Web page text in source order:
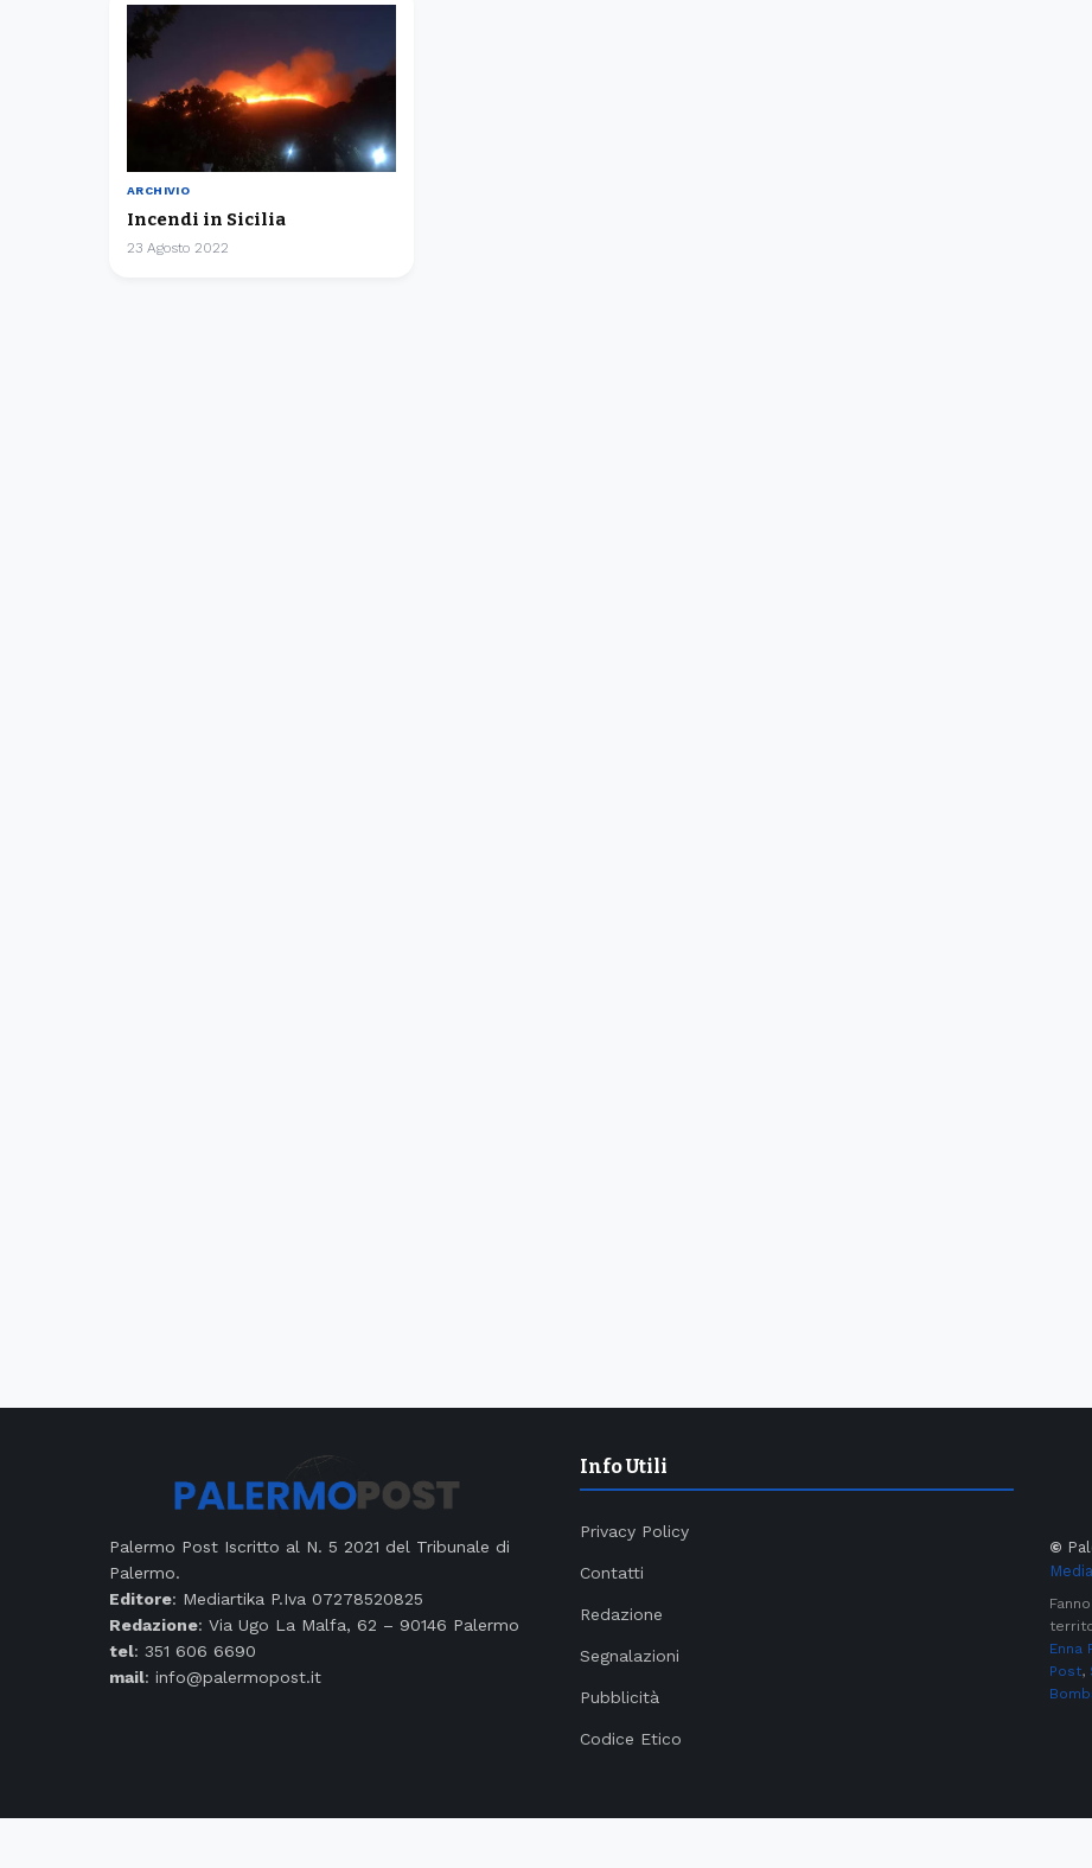
ARCHIVIO
Incendi in Sicilia
23 Agosto 2022
Palermo Post Iscritto al N. 5 2021 del Tribunale di
Palermo.
Editore: Mediartika P.Iva 07278520825
Redazione: Via Ugo La Malfa, 62 – 90146 Palermo
tel: 351 606 6690
mail: info@palermopost.it
Info Utili
Privacy Policy
Contatti
Redazione
Segnalazioni
Pubblicità
Codice Etico
©
Enna
Post,